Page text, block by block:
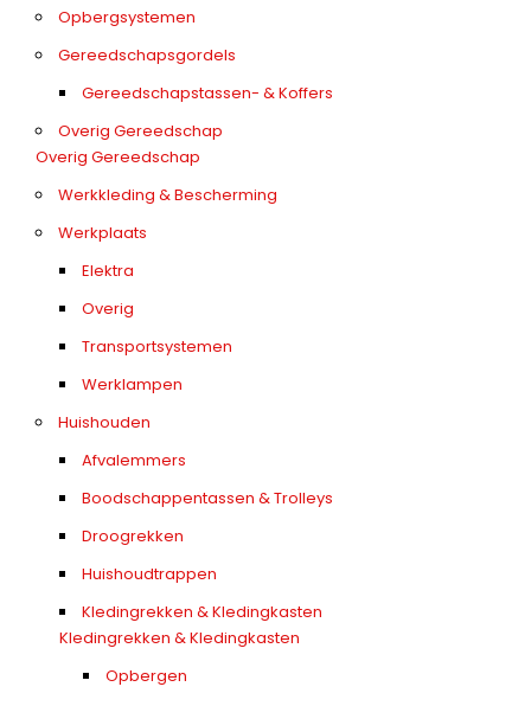
Opbergsystemen
Gereedschapsgordels
Gereedschapstassen- & Koffers
Overig Gereedschap
Overig Gereedschap
Werkkleding & Bescherming
Werkplaats
Elektra
Overig
Transportsystemen
Werklampen
Huishouden
Afvalemmers
Boodschappentassen & Trolleys
Droogrekken
Huishoudtrappen
Kledingrekken & Kledingkasten
Kledingrekken & Kledingkasten
Opbergen